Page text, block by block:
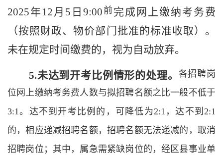
2025年 12 月 5 日 9:00 前 完成 网上缴纳考务费
（按照财政、物价部门批准的标准收取）。
未在规定时间缴费的，视为自动放弃。
5.未达到开考比例 情形的处理。
各招聘岗
位网上缴纳考务费人数与拟招聘名额之比一般不低于
3:1。达不到开考比例的，可降低为2:1 ，达不到 2:1
的，相应递减招聘名额，招聘名额无法递减的，取消
招聘岗位；其中，属急需紧缺岗位的，经区县事业单